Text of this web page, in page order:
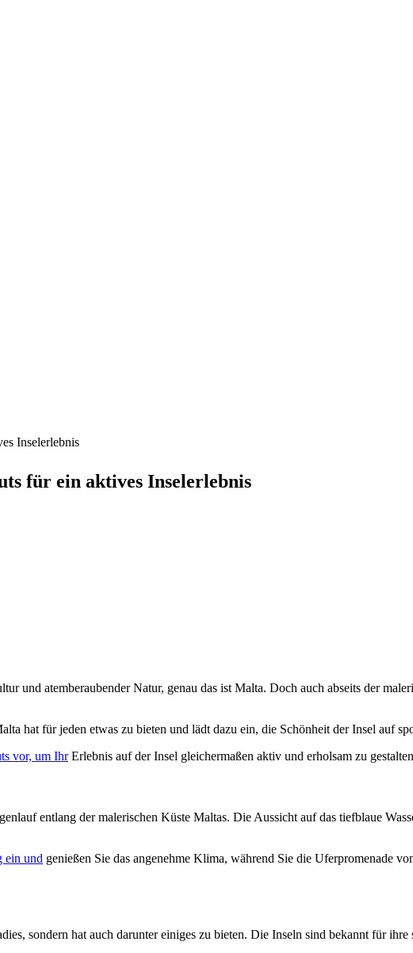
Inselerlebnis
für ein aktives Inselerlebnis
und atemberaubender Natur, genau das ist Malta. Doch auch abseits der
hat für jeden etwas zu bieten und lädt dazu ein, die Schönheit der Insel auf
vor, um IhrErlebnis auf der Insel gleichermaßen aktiv und erholsam zu
entlang der malerischen Küste Maltas. Die Aussicht auf das tiefblaue
ein und genießen Sie das angenehme Klima, während Sie die Uferpromenade
sondern hat auch darunter einiges zu bieten. Die Inseln sind bekannt für